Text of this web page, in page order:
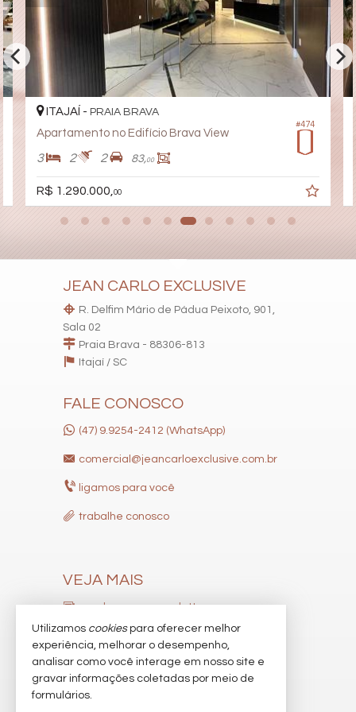
Bar
Piscina
Spa
Espaço Fitness
Portaria 24h
Portão Eletrônico
Playground
Automação Predial
Elevador
Espaço Zen
Box de Praia
Hall Decorado e Mobiliado
Infra para Veículos Elétricos
Acessibilidade para PNE
Hidromassagem
#474
ITAJAÍ - PRAIA BRAVA
Apartamento no Edifício Brava View
3 2 2 83,00
R$ 1.290.000, 00
JEAN CARLO EXCLUSIVE
R. Delfim Mário de Pádua Peixoto, 901,
Sala 02
Praia Brava - 88306-813
Itajaí / SC
FALE CONOSCO
(47) 9.9254-2412 (WhatsApp)
comercial@jeancarloexclusive.com.br
ligamos para você
trabalhe conosco
VEJA MAIS
receba nosso newsletter
indicadores financeiros
cadastre seu imóvel
imóveis favoritos
Utilizamos cookiespara oferecer melhor
experiência, melhorar o desempenho,
analisar como você interage em nosso site e
gravar informações coletadas por meio de
formulários.